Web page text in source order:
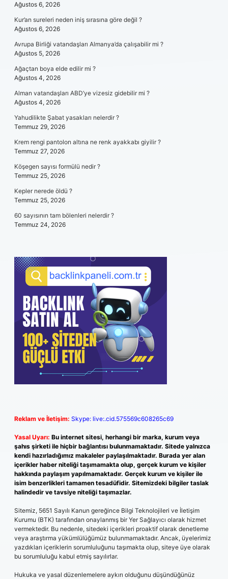
Ağustos 6, 2026
Kur’an sureleri neden iniş sırasına göre değil ?
Ağustos 6, 2026
Avrupa Birliği vatandaşları Almanya’da çalışabilir mi ?
Ağustos 5, 2026
Ağaçtan boya elde edilir mi ?
Ağustos 4, 2026
Alman vatandaşları ABD’ye vizesiz gidebilir mi ?
Ağustos 4, 2026
Yahudilikte Şabat yasakları nelerdir ?
Temmuz 29, 2026
Krem rengi pantolon altına ne renk ayakkabı giyilir ?
Temmuz 27, 2026
Köşegen sayısı formülü nedir ?
Temmuz 25, 2026
Kepler nerede öldü ?
Temmuz 25, 2026
60 sayısının tam bölenleri nelerdir ?
Temmuz 24, 2026
Reklam ve İletişim: Skype: live:.cid.575569c608265c69
Yasal Uyarı: Bu internet sitesi, herhangi bir marka, kurum veya
şahıs şirketi ile hiçbir bağlantısı bulunmamaktadır. Sitede yalnızca
kendi hazırladığımız makaleler paylaşılmaktadır. Burada yer alan
içerikler haber niteliği taşımamakta olup, gerçek kurum ve kişiler
hakkında paylaşım yapılmamaktadır. Gerçek kurum ve kişiler ile
isim benzerlikleri tamamen tesadüfidir. Sitemizdeki bilgiler taslak
halindedir ve tavsiye niteliği taşımazlar.
Sitemiz, 5651 Sayılı Kanun gereğince Bilgi Teknolojileri ve İletişim
Kurumu (BTK) tarafından onaylanmış bir Yer Sağlayıcı olarak hizmet
vermektedir. Bu nedenle, sitedeki içerikleri proaktif olarak denetleme
veya araştırma yükümlülüğümüz bulunmamaktadır. Ancak, üyelerimiz
yazdıkları içeriklerin sorumluluğunu taşımakta olup, siteye üye olarak
bu sorumluluğu kabul etmiş sayılırlar.
Hukuka ve yasal düzenlemelere aykırı olduğunu düşündüğünüz